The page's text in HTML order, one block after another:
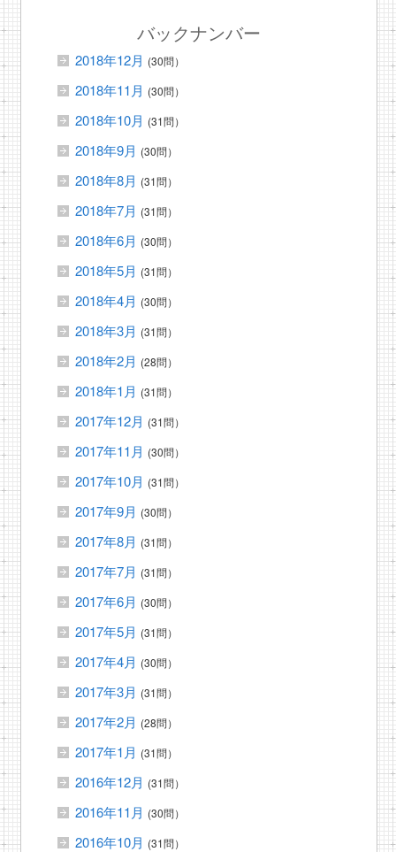
バックナンバー
2018年12月 (30問）
2018年11月 (30問）
2018年10月 (31問）
2018年9月 (30問）
2018年8月 (31問）
2018年7月 (31問）
2018年6月 (30問）
2018年5月 (31問）
2018年4月 (30問）
2018年3月 (31問）
2018年2月 (28問）
2018年1月 (31問）
2017年12月 (31問）
2017年11月 (30問）
2017年10月 (31問）
2017年9月 (30問）
2017年8月 (31問）
2017年7月 (31問）
2017年6月 (30問）
2017年5月 (31問）
2017年4月 (30問）
2017年3月 (31問）
2017年2月 (28問）
2017年1月 (31問）
2016年12月 (31問）
2016年11月 (30問）
2016年10月 (31問）